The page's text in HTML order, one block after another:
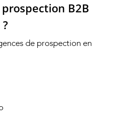
B2B
de prospection en